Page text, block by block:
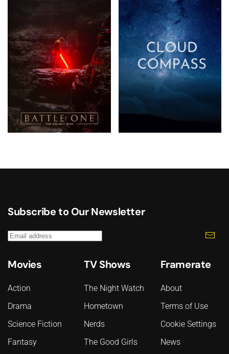
Subscribe to Our Newsletter
Movies
Action
Drama
Science Fiction
Fantasy
TV Shows
The Night Watch
Hometown
Nerds
The Good Girls
Framerate
About
Terms of Use
Cookie Settings
News